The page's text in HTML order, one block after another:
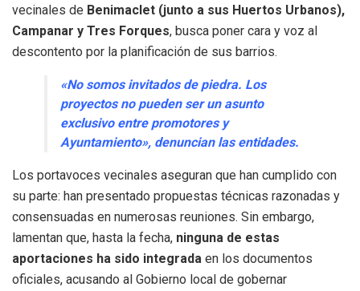
vecinales de Benimaclet (junto a sus Huertos Urbanos),
Campanar y Tres Forques, busca poner cara y voz al
descontento por la planificación de sus barrios.
«No somos invitados de piedra. Los
proyectos no pueden ser un asunto
exclusivo entre promotores y
Ayuntamiento», denuncian las entidades.
Los portavoces vecinales aseguran que han cumplido con
su parte: han presentado propuestas técnicas razonadas y
consensuadas en numerosas reuniones. Sin embargo,
lamentan que, hasta la fecha, ninguna de estas
aportaciones ha sido integrada en los documentos
oficiales, acusando al Gobierno local de gobernar